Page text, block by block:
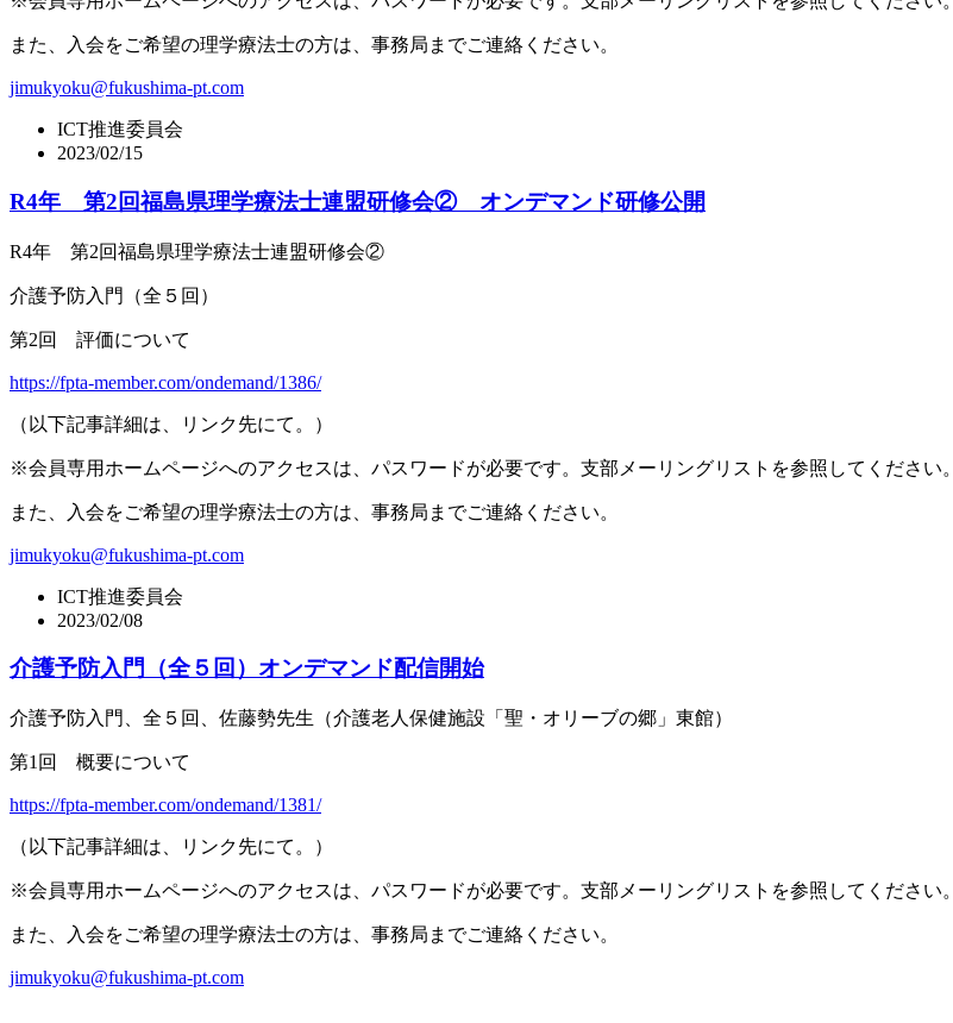
また、入会をご希望の理学療法士の方は、事務局までご連絡ください。
jimukyoku@fukushima-pt.com
ICT推進委員会
2023/02/15
R4年 第2回福島県理学療法士連盟研修会② オンデマンド研修公開
R4年 第2回福島県理学療法士連盟研修会②
介護予防入門（全５回）
第2回 評価について
https://fpta-member.com/ondemand/1386/
（以下記事詳細は、リンク先にて。）
※会員専用ホームページへのアクセスは、パスワードが必要です。支部メーリングリストを参照してください。
また、入会をご希望の理学療法士の方は、事務局までご連絡ください。
jimukyoku@fukushima-pt.com
ICT推進委員会
2023/02/08
介護予防入門（全５回）オンデマンド配信開始
介護予防入門、全５回、佐藤勢先生（介護老人保健施設「聖・オリーブの郷」東館）
第1回 概要について
https://fpta-member.com/ondemand/1381/
（以下記事詳細は、リンク先にて。）
※会員専用ホームページへのアクセスは、パスワードが必要です。支部メーリングリストを参照してください。
また、入会をご希望の理学療法士の方は、事務局までご連絡ください。
jimukyoku@fukushima-pt.com